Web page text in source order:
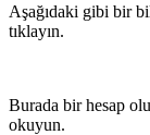
Aşağıdaki gibi bir
tıklayın.
Burada bir hesap
okuyun.